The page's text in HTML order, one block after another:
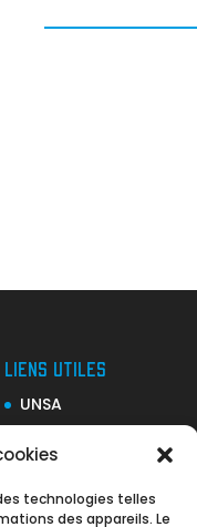
technologies telles
des appareils. Le
LIENS UTILES
UNSA
Ile-de-France